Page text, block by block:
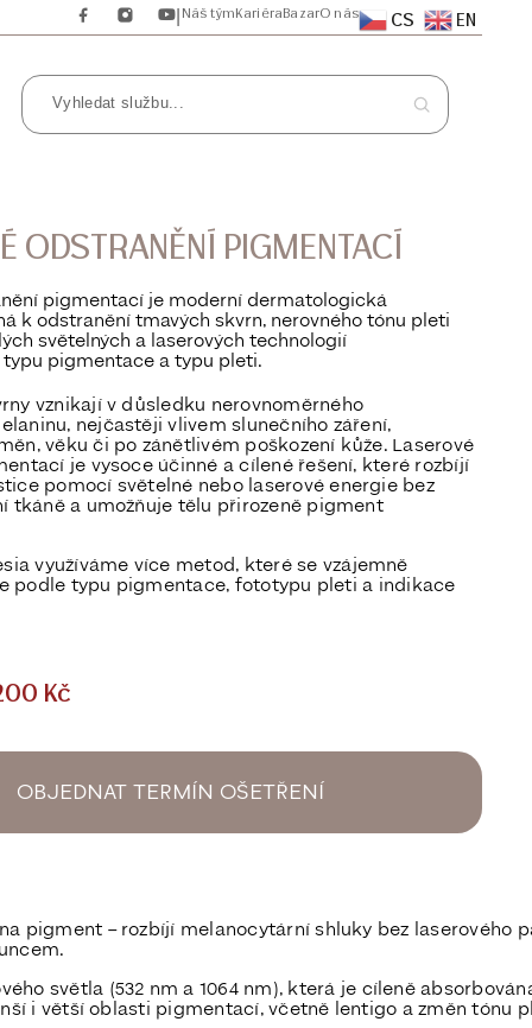
CS EN
O nás
Bazar
Kariéra
Náš tým
ODSTRANĚNÍ PIGMENTACÍ
pigmentací je moderní dermatologická
k odstranění tmavých skvrn, nerovného tónu pleti
světelných a laserových technologií
pigmentace a typu pleti.
vznikají v důsledku nerovnoměrného
nejčastěji vlivem slunečního záření,
věku či po zánětlivém poškození kůže. Laserové
je vysoce účinné a cílené řešení, které rozbíjí
pomocí světelné nebo laserové energie bez
tkáně a umožňuje tělu přirozeně pigment
využíváme více metod, které se vzájemně
podle typu pigmentace, fototypu pleti a indikace
Kč
OBJEDNAT TERMÍN OŠETŘENÍ
pigment – rozbíjí melanocytární shluky bez laserového
světla (532 nm a 1064 nm), která je cíleně
i větší oblasti pigmentací, včetně lentigo a změn tónu